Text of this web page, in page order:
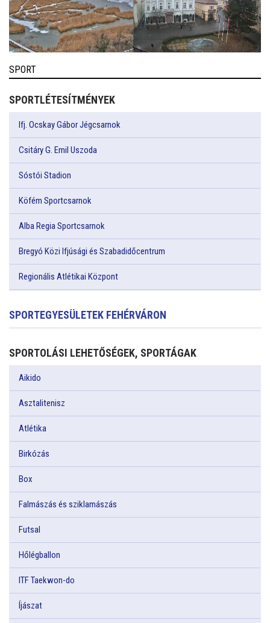
SPORT
SPORTLÉTESÍTMÉNYEK
Ifj. Ocskay Gábor Jégcsarnok
Csitáry G. Emil Uszoda
Sóstói Stadion
Köfém Sportcsarnok
Alba Regia Sportcsarnok
Bregyó Közi Ifjúsági és Szabadidőcentrum
Regionális Atlétikai Központ
SPORTEGYESÜLETEK FEHÉRVÁRON
SPORTOLÁSI LEHETŐSÉGEK, SPORTÁGAK
Aikido
Asztalitenisz
Atlétika
Birkózás
Box
Falmászás és sziklamászás
Futsal
Hőlégballon
ITF Taekwon-do
Íjászat